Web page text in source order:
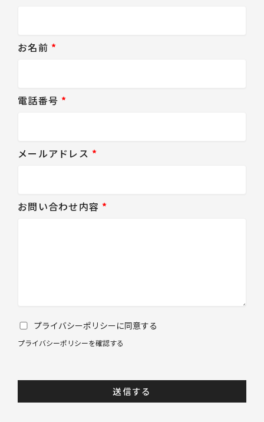
お名前 *
電話番号 *
メールアドレス *
お問い合わせ内容 *
プライバシーポリシーに同意する
プライバシーポリシーを確認する